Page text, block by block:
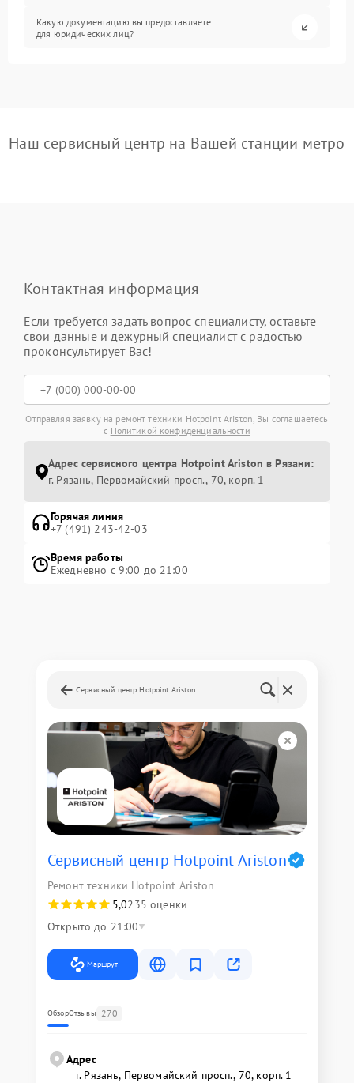
Какую документацию вы предоставляете
для юридических лиц?
Наш сервисный центр на Вашей станции метро
Контактная информация
Если требуется задать вопрос специалисту, оставьте
свои данные и дежурный специалист с радостью
проконсультирует Вас!
Отправляя заявку на ремонт техники Hotpoint Ariston, Вы соглашаетесь
с Политикой конфиденциальности
Адрес сервисного центра Hotpoint Ariston в Рязани:
г. Рязань, Первомайский просп., 70, корп. 1
Горячая линия
+7 (491) 243-42-03
Время работы
Ежедневно с 9:00 до 21:00
Сервисный центр Hotpoint Ariston
Сервисный центр Hotpoint Ariston
Ремонт техники Hotpoint Ariston
5,0235 оценки
Открыто до 21:00
Маршрут
ОбзорОтзывы 270
Адрес
г. Рязань, Первомайский просп., 70, корп. 1